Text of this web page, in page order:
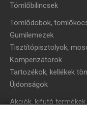
Tömlőbilincsek
Tömlődobok,
Gumilemezek
Tisztítópisztolyok,
Kompenzátorok
Tartozékok, kellékek
Újdonságok
Akciók, kifutó termékek